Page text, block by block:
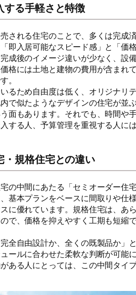
する手軽さと特徴
される住宅のことで、多くは完成
即入居可能なスピード感」と「価
成後のイメージ違いが少なく、設
格には土地と建物の費用が含まれ
。
るため自由度は低く、オリジナリ
で似たようなデザインの住宅が並
面もあります。それでも、時間や
する人、予算管理を重視する人に
・規格住宅との違い
の中間にあたる「セミオーダー住
基本プランをベースに間取りや仕
に優れています。規格住宅は、あ
で、価格を抑えやすく工期も短縮
全自由設計か、全くの既製品か」
ールに合わせた柔軟な判断が可能
ある人にとっては、この中間タイ